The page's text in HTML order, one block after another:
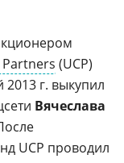
(UCP)
2013 г. выкупил
Вячеслава
UCP проводил